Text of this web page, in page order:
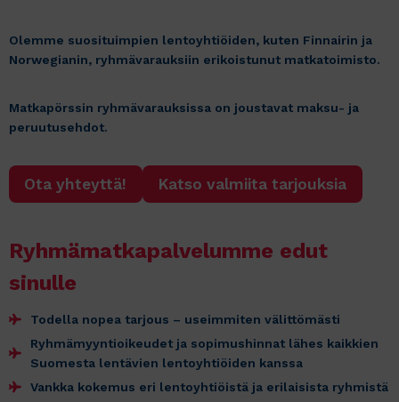
Olemme suosituimpien lentoyhtiöiden, kuten Finnairin ja
Norwegianin, ryhmävarauksiin erikoistunut matkatoimisto.
Matkapörssin ryhmävarauksissa on joustavat maksu- ja
peruutusehdot.
Ota yhteyttä! Katso valmiita tarjouksia
Ryhmämatkapalvelumme edut
sinulle
Todella nopea tarjous – useimmiten välittömästi
Ryhmämyyntioikeudet ja sopimushinnat lähes kaikkien
Suomesta lentävien lentoyhtiöiden kanssa
Vankka kokemus eri lentoyhtiöistä ja erilaisista ryhmistä